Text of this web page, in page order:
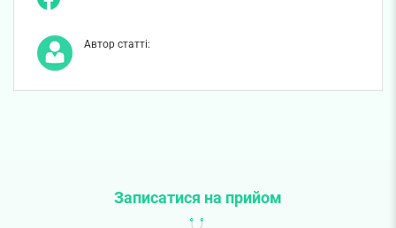
Автор статті:
Записатися на прийом